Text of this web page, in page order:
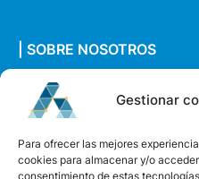
Gestionar
Para ofrecer las mejores
cookies para almacenar y/o
consentimiento de estas
| SOBRE NOSOTROS
Quiénes somos
Envíanos un mensaje